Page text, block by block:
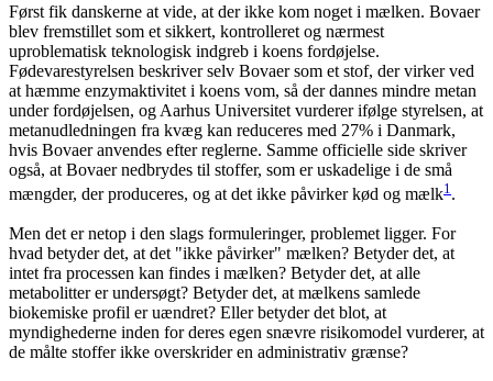
Først fik danskerne at vide, at der ikke kom noget i mælken. Bovaer
blev fremstillet som et sikkert, kontrolleret og nærmest
uproblematisk teknologisk indgreb i koens fordøjelse.
Fødevarestyrelsen beskriver selv Bovaer som et stof, der virker ved
at hæmme enzymaktivitet i koens vom, så der dannes mindre metan
under fordøjelsen, og Aarhus Universitet vurderer ifølge styrelsen, at
metanudledningen fra kvæg kan reduceres med 27% i Danmark,
hvis Bovaer anvendes efter reglerne. Samme officielle side skriver
også, at Bovaer nedbrydes til stoffer, som er uskadelige i de små
mængder, der produceres, og at det ikke påvirker kød og mælk1 .
Men det er netop i den slags formuleringer, problemet ligger. For
hvad betyder det, at det "ikke påvirker" mælken? Betyder det, at
intet fra processen kan findes i mælken? Betyder det, at alle
metabolitter er undersøgt? Betyder det, at mælkens samlede
biokemiske profil er uændret? Eller betyder det blot, at
myndighederne inden for deres egen snævre risikomodel vurderer, at
de målte stoffer ikke overskrider en administrativ grænse?